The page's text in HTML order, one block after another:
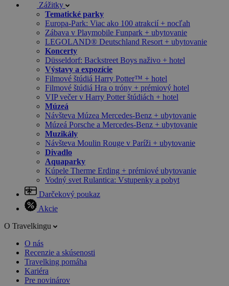
Zážitky
Tematické parky
Europa-Park: Viac ako 100 atrakcií + nocľah
Zábava v Playmobile Funpark + ubytovanie
LEGOLAND® Deutschland Resort + ubytovanie
Koncerty
Düsseldorf: Backstreet Boys naživo + hotel
Výstavy a expozície
Filmové štúdiá Harry Potter™ + hotel
Filmové štúdiá Hra o tróny + prémiový hotel
VIP večer v Harry Potter štúdiách + hotel
Múzeá
Návšteva Múzea Mercedes-Benz + ubytovanie
Múzeá Porsche a Mercedes-Benz + ubytovanie
Muzikály
Návšteva Moulin Rouge v Paríži + ubytovanie
Divadlo
Aquaparky
Kúpele Therme Erding + prémiové ubytovanie
Vodný svet Rulantica: Vstupenky a pobyt
Darčekový poukaz
Akcie
O Travelkingu
O nás
Recenzie a skúsenosti
Travelking pomáha
Kariéra
Pre novinárov